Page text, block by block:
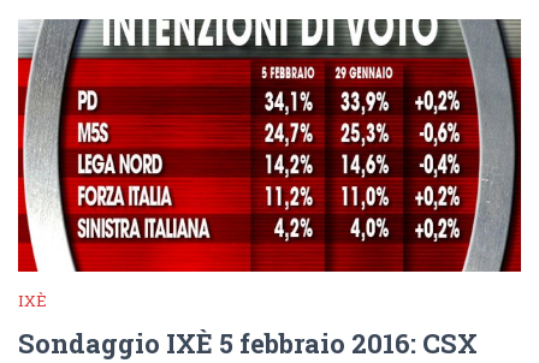
IXÈ
Sondaggio IXÈ 5 febbraio 2016: CSX